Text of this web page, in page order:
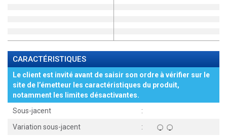
CARACTÉRISTIQUES
Le client est invité avant de saisir son ordre à vérifier sur le
site de l’émetteur les caractéristiques du produit,
notamment les limites désactivantes.
Sous-jacent
:
Variation sous-jacent
: